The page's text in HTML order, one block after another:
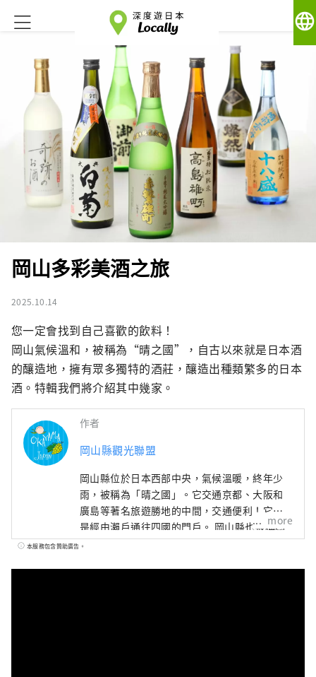
language
岡山多彩美酒之旅
2025.10.14
您一定會找到自己喜歡的飲料！
岡山氣候溫和，被稱為“晴之國”，自古以來就是日本酒
的釀造地，擁有眾多獨特的酒莊，釀造出種類繁多的日本
酒。特輯我們將介紹其中幾家。
作者
岡山縣觀光聯盟
岡山縣位於日本西部中央，氣候溫暖​​，終年少
雨，被稱為「晴之國」。它交通京都、大阪和
廣島等著名旅遊勝地的中間，交通便利！它也
是經由瀨戶通往四國的門戶。 岡山縣也被稱為
“水果岡山”，在瀨戶內溫暖的氣候下，陽光
more
本服務包含贊助廣告。